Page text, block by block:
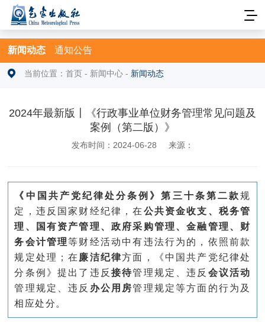
新闻动态 通知公告
当前位置：首页 - 新闻中心 - 新闻动态
2024年最新版〡《行政事业单位财务管理常见问题及
案例（第二版）》
发布时间：2024-06-28 来源：
《中国共产党纪律处分条例》第三十条第二款规
定，违反国家财经纪律，在 公共资金收支、税务管
理、国有资产管理、政府采购管理、金融管理、财
务会计管理等财经活动中有违法行为的，依照前款
规定处理；在 廉洁纪律方面，《中国共产党纪律处
分条例》提出了违反 接待管理规定、违反 会议活动
管理规定、违反 办公用房管理规定等方面的行为及
相应处分。